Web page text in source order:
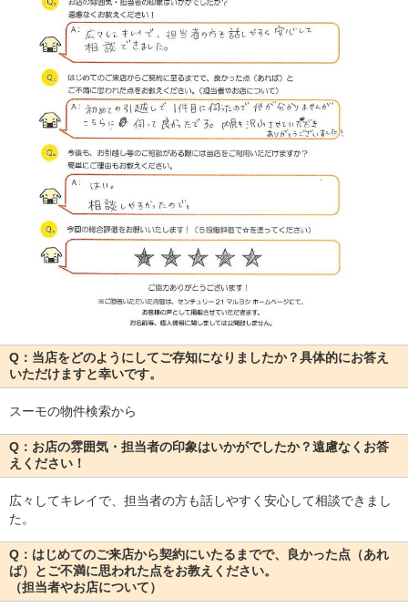
Q：当店をどのようにしてご存知になりましたか？具体的にお答え
いただけますと幸いです。
スーモの物件検索から
Q：お店の雰囲気・担当者の印象はいかがでしたか？遠慮なくお答
えください！
広々してキレイで、担当者の方も話しやすく安心して相談できまし
た。
Q：はじめてのご来店から契約にいたるまでで、良かった点（あれ
ば）とご不満に思われた点をお教えください。
（担当者やお店について）